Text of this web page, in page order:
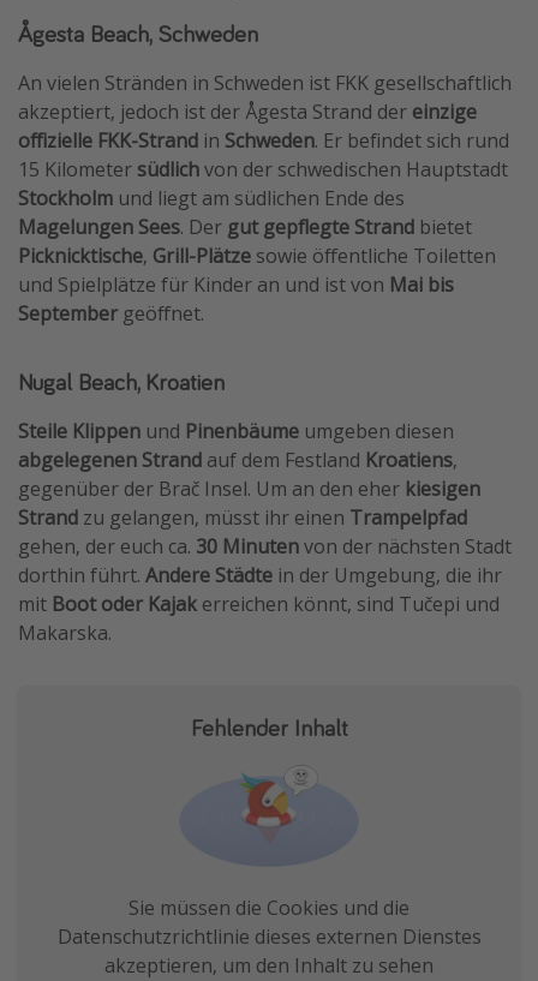
Ågesta Beach, Schweden
An vielen Stränden in Schweden ist FKK gesellschaftlich
akzeptiert, jedoch ist der Ågesta Strand der einzige
offizielle FKK-Strand in Schweden. Er befindet sich rund
15 Kilometer südlichvon der schwedischen Hauptstadt
Stockholm und liegt am südlichen Ende des
Magelungen Sees. Der gut gepflegte Strand bietet
Picknicktische, Grill-Plätze sowie öffentliche Toiletten
und Spielplätze für Kinder an und ist von Mai bis
September geöffnet.
Nugal Beach, Kroatien
Steile Klippen und Pinenbäume umgeben diesen
abgelegenen Strand auf dem Festland Kroatiens,
gegenüber der Brač Insel. Um an den eher kiesigen
Strand zu gelangen, müsst ihr einen Trampelpfad
gehen, der euch ca. 30 Minutenvon der nächsten Stadt
dorthin führt. Andere Städte in der Umgebung, die ihr
mit Boot oder Kajak erreichen könnt, sind Tučepi und
Makarska.
Fehlender Inhalt
Sie müssen die Cookies und die
Datenschutzrichtlinie dieses externen Dienstes
akzeptieren, um den Inhalt zu sehen